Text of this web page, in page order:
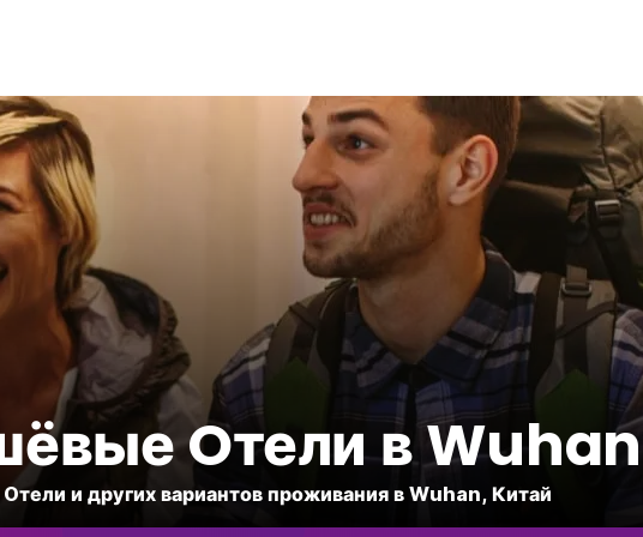
Oтели в Wuhan
и других вариантов проживания в Wuhan, Китай